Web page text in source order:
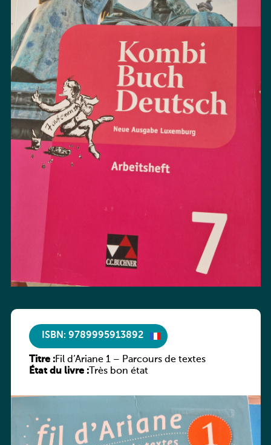
ISBN: 9789995913892
Titre :Fil d’Ariane 1 – Parcours de textes
État du livre :Très bon état